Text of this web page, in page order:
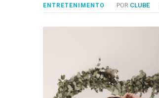
ENTRETENIMENTO POR CLUBE